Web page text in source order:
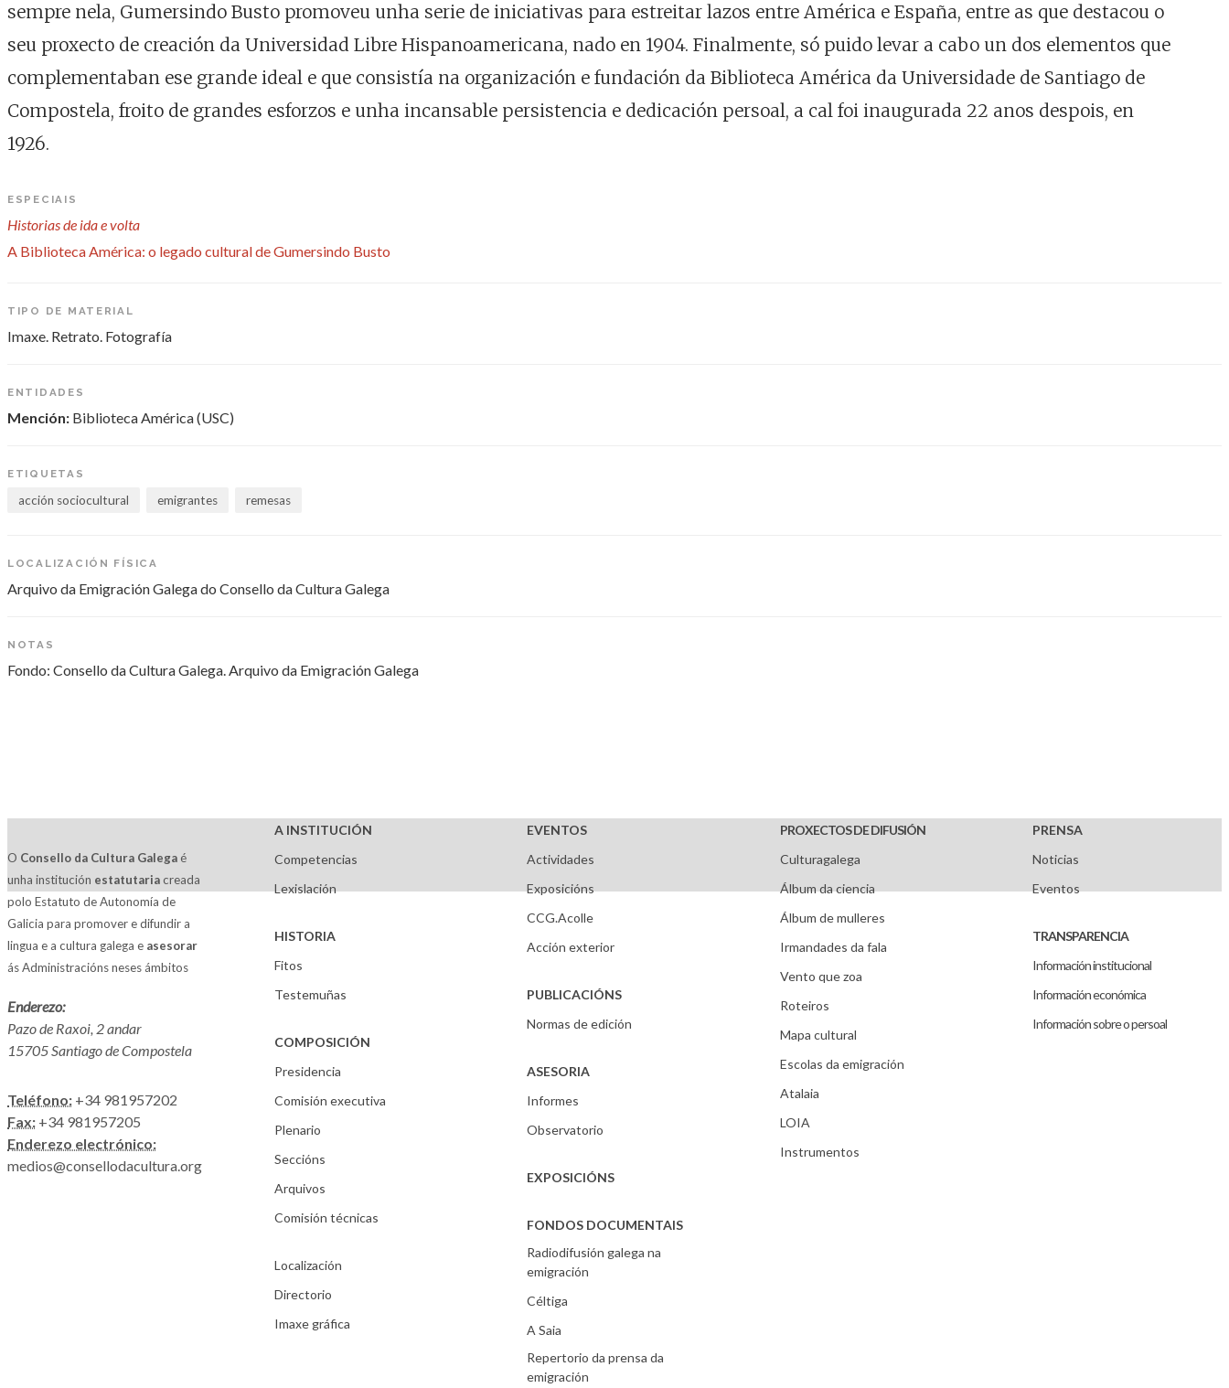
sempre nela, Gumersindo Busto promoveu unha serie de iniciativas para estreitar lazos entre América e España, entre as que destacou o
seu proxecto de creación da Universidad Libre Hispanoamericana, nado en 1904. Finalmente, só puido levar a cabo un dos elementos que
complementaban ese grande ideal e que consistía na organización e fundación da Biblioteca América da Universidade de Santiago de
Compostela, froito de grandes esforzos e unha incansable persistencia e dedicación persoal, a cal foi inaugurada 22 anos despois, en
1926.
ESPECIAIS
Historias de ida e volta
A Biblioteca América: o legado cultural de Gumersindo Busto
TIPO DE MATERIAL
Imaxe. Retrato. Fotografía
ENTIDADES
Mención: Biblioteca América (USC)
ETIQUETAS
acción sociocultural emigrantes remesas
LOCALIZACIÓN FÍSICA
Arquivo da Emigración Galega do Consello da Cultura Galega
NOTAS
Fondo: Consello da Cultura Galega. Arquivo da Emigración Galega
O Consello da Cultura Galega é
unha institución estatutariacreada
polo Estatuto de Autonomía de
Galicia para promover e difundir a
lingua e a cultura galega e asesorar
ás Administracións neses ámbitos
Enderezo:
Pazo de Raxoi, 2 andar
15705 Santiago de Compostela
Teléfono: +34 981957202
Fax: +34 981957205
Enderezo electrónico:
medios@consellodacultura.org
A INSTITUCIÓN
Competencias
Lexislación
HISTORIA
Fitos
Testemuñas
COMPOSICIÓN
Presidencia
Comisión executiva
Plenario
Seccións
Arquivos
Comisión técnicas
Localización
Directorio
Imaxe gráfica
EVENTOS
Actividades
Exposicións
CCG.Acolle
Acción exterior
PUBLICACIÓNS
Normas de edición
ASESORIA
Informes
Observatorio
EXPOSICIÓNS
FONDOS DOCUMENTAIS
Radiodifusión galega na
emigración
Céltiga
A Saia
Repertorio da prensa da
emigración
PROXECTOS DE DIFUSIÓN
Culturagalega
Álbum da ciencia
Álbum de mulleres
Irmandades da fala
Vento que zoa
Roteiros
Mapa cultural
Escolas da emigración
Atalaia
LOIA
Instrumentos
PRENSA
Noticias
Eventos
TRANSPARENCIA
Información institucional
Información económica
Información sobre o persoal